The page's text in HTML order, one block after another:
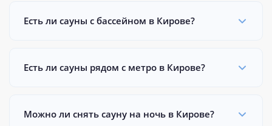
Есть ли сауны с бассейном в Кирове?
Есть ли сауны рядом с метро в Кирове?
Можно ли снять сауну на ночь в Кирове?